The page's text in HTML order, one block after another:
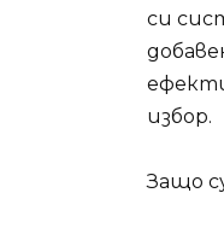
си
избор.
Защо